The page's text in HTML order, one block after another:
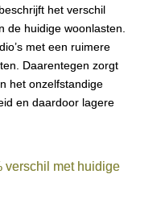
het verschil
de huidige woonlasten.
met een ruimere
Daarentegen zorgt
het onzelfstandige
en daardoor lagere
verschil met huidige